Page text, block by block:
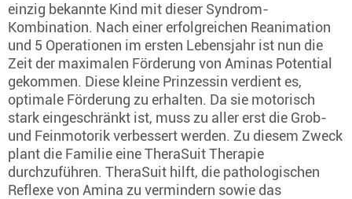
einzig bekannte Kind mit dieser Syndrom-
Kombination. Nach einer erfolgreichen Reanimation
und 5 Operationen im ersten Lebensjahr ist nun die
Zeit der maximalen Förderung von Aminas Potential
gekommen. Diese kleine Prinzessin verdient es,
optimale Förderung zu erhalten. Da sie motorisch
stark eingeschränkt ist, muss zu aller erst die Grob-
und Feinmotorik verbessert werden. Zu diesem Zweck
plant die Familie eine TheraSuit Therapie
durchzuführen. TheraSuit hilft, die pathologischen
Reflexe von Amina zu vermindern sowie das